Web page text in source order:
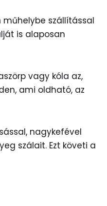
műhelybe szállítással
is alaposan
vagy kóla az,
ami oldható, az
nagykefével
szálait. Ezt követi a